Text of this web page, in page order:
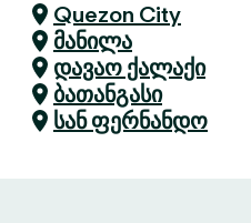
Quezon City
მანილა
დავაო ქალაქი
ბათანგასი
სან ფერნანდო